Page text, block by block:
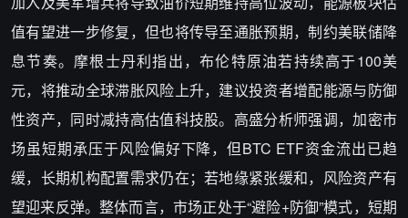
值有望进一步修复，但也将传导至通胀预期，制约美联储降
息节奏。摩根士丹利指出，布伦特原油若持续高于100美
元，将推动全球滞胀风险上升，建议投资者增配能源与防御
性资产，同时减持高估值科技股。高盛分析师强调，加密市
场虽短期承压于风险偏好下降，但BTC ETF资金流出已趋
缓，长期机构配置需求仍在；若地缘紧张缓和，风险资产有
望迎来反弹。整体而言，市场正处于“避险+防御”模式，短期